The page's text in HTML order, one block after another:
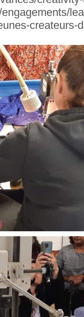
createurs-